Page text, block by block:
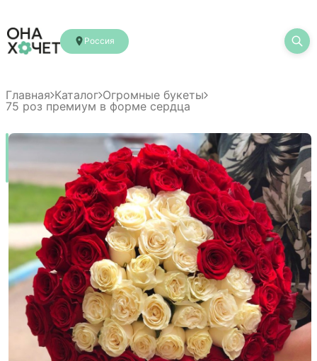
Россия
Главная Каталог Огромные букеты
75 роз премиум в форме сердца